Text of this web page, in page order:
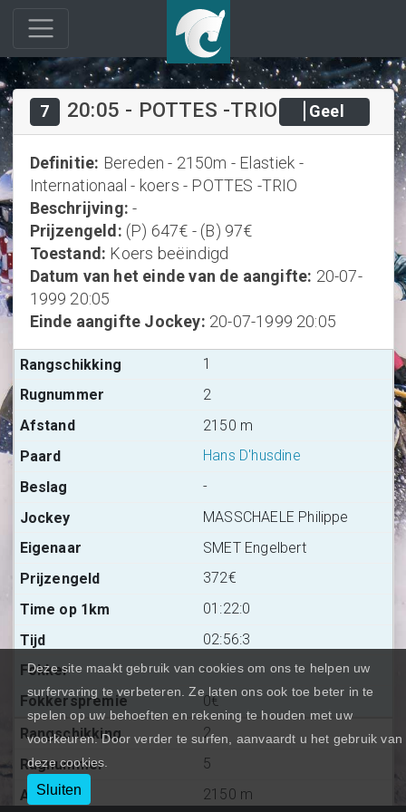
7 20:05 - POTTES -TRIO Geel
Definitie: Bereden - 2150m - Elastiek -
Internationaal - koers - POTTES -TRIO
Beschrijving: -
Prijzengeld: (P) 647€ - (B) 97€
Toestand: Koers beëindigd
Datum van het einde van de aangifte: 20-07-
1999 20:05
Einde aangifte Jockey: 20-07-1999 20:05
1
2
2150 m
Hans D'husdine
-
MASSCHAELE Philippe
SMET Engelbert
372€
01:22:0
02:56:3
-
0€
2
5
2150 m
Deze site maakt gebruik van cookies om ons te helpen uw
surfervaring te verbeteren. Ze laten ons ook toe beter in te
spelen op uw behoeften en rekening te houden met uw
voorkeuren. Door verder te surfen, aanvaardt u het gebruik van
deze cookies.
Sluiten